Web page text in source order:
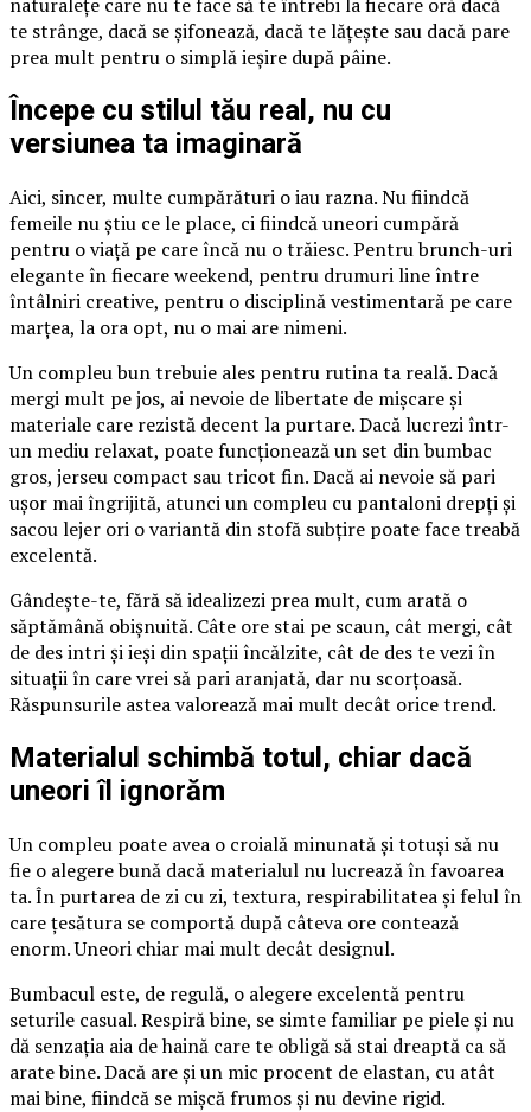
te strânge, dacă se șifonează, dacă te lățește sau dacă pare
prea mult pentru o simplă ieșire după pâine.
Începe cu stilul tău real, nu cu
versiunea ta imaginară
Aici, sincer, multe cumpărături o iau razna. Nu fiindcă
femeile nu știu ce le place, ci fiindcă uneori cumpără
pentru o viață pe care încă nu o trăiesc. Pentru brunch-uri
elegante în fiecare weekend, pentru drumuri line între
întâlniri creative, pentru o disciplină vestimentară pe care
marțea, la ora opt, nu o mai are nimeni.
Un compleu bun trebuie ales pentru rutina ta reală. Dacă
mergi mult pe jos, ai nevoie de libertate de mișcare și
materiale care rezistă decent la purtare. Dacă lucrezi într-
un mediu relaxat, poate funcționează un set din bumbac
gros, jerseu compact sau tricot fin. Dacă ai nevoie să pari
ușor mai îngrijită, atunci un compleu cu pantaloni drepți și
sacou lejer ori o variantă din stofă subțire poate face treabă
excelentă.
Gândește-te, fără să idealizezi prea mult, cum arată o
săptămână obișnuită. Câte ore stai pe scaun, cât mergi, cât
de des intri și ieși din spații încălzite, cât de des te vezi în
situații în care vrei să pari aranjată, dar nu scorțoasă.
Răspunsurile astea valorează mai mult decât orice trend.
Materialul schimbă totul, chiar dacă
uneori îl ignorăm
Un compleu poate avea o croială minunată și totuși să nu
fie o alegere bună dacă materialul nu lucrează în favoarea
ta. În purtarea de zi cu zi, textura, respirabilitatea și felul în
care țesătura se comportă după câteva ore contează
enorm. Uneori chiar mai mult decât designul.
Bumbacul este, de regulă, o alegere excelentă pentru
seturile casual. Respiră bine, se simte familiar pe piele și nu
dă senzația aia de haină care te obligă să stai dreaptă ca să
arate bine. Dacă are și un mic procent de elastan, cu atât
mai bine, fiindcă se mișcă frumos și nu devine rigid.